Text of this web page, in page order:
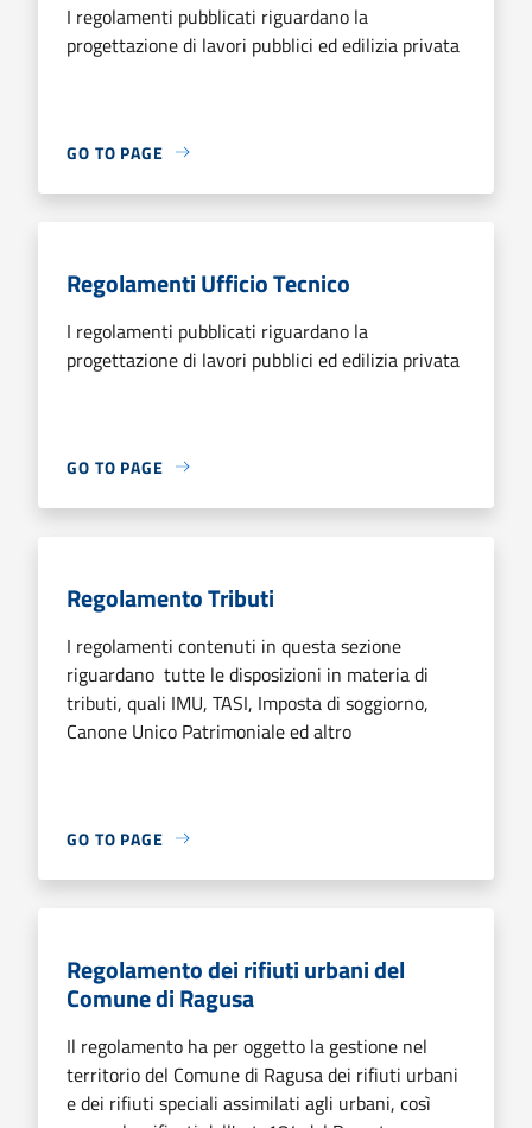
I regolamenti pubblicati riguardano la
progettazione di lavori pubblici ed edilizia privata
GO TO PAGE
Regolamenti Ufficio Tecnico
I regolamenti pubblicati riguardano la
progettazione di lavori pubblici ed edilizia privata
GO TO PAGE
Regolamento Tributi
I regolamenti contenuti in questa sezione
riguardano tutte le disposizioni in materia di
tributi, quali IMU, TASI, Imposta di soggiorno,
Canone Unico Patrimoniale ed altro
GO TO PAGE
Regolamento dei rifiuti urbani del
Comune di Ragusa
Il regolamento ha per oggetto la gestione nel
territorio del Comune di Ragusa dei rifiuti urbani
e dei rifiuti speciali assimilati agli urbani, così